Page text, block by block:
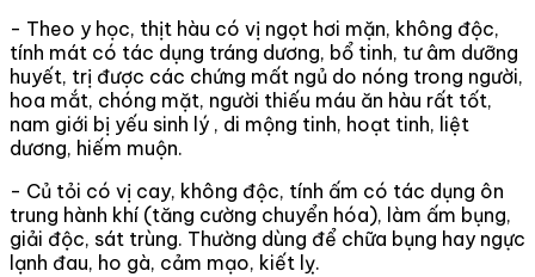
- Theo y học, thịt hàu có vị ngọt hơi mặn, không độc,
tính mát có tác dụng tráng dương, bổ tinh, tư âm dưỡng
huyết, trị được các chứng mất ngủ do nóng trong người,
hoa mắt, chóng mặt, người thiếu máu ăn hàu rất tốt,
nam giới bị yếu sinh lý , di mộng tinh, hoạt tinh, liệt
dương, hiếm muộn.
- Củ tỏi có vị cay, không độc, tính ấm có tác dụng ôn
trung hành khí (tăng cường chuyển hóa), làm ấm bụng,
giải độc, sát trùng. Thường dùng để chữa bụng hay ngực
lạnh đau, ho gà, cảm mạo, kiết lỵ.